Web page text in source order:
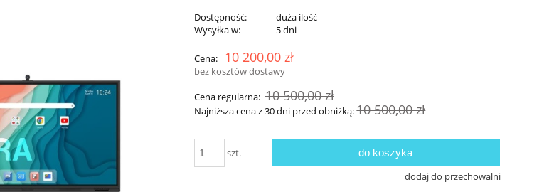
Dostępność:
duża ilość
Wysyłka w:
5 dni
Cena: 10 200,00 zł
bez kosztów dostawy
Cena regularna: 10 500,00 zł
Najniższa cena z 30 dni przed obniżką:10 500,00 zł
szt. do koszyka
dodaj do przechowalni